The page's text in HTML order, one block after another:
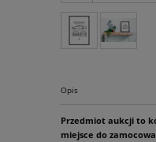
Opis
Przedmiot aukcji to
miejsce do